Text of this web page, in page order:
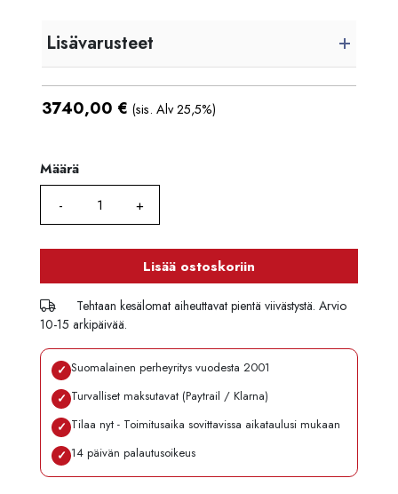
Lisävarusteet
3740,00 € (sis. Alv 25,5%)
Määrä
Määrä
Lisää ostoskoriin
Tehtaan kesälomat aiheuttavat pientä viivästystä. Arvio
10-15 arkipäivää.
✓ Suomalainen perheyritys vuodesta 2001
✓ Turvalliset maksutavat (Paytrail / Klarna)
✓ Tilaa nyt - Toimitusaika sovittavissa aikataulusi mukaan
✓ 14 päivän palautusoikeus